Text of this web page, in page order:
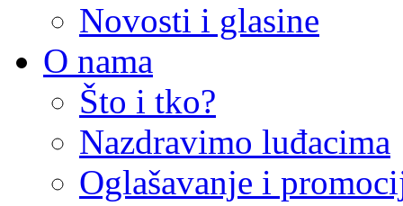
Novosti i glasine
O nama
Što i tko?
Nazdravimo luđacima
Oglašavanje i